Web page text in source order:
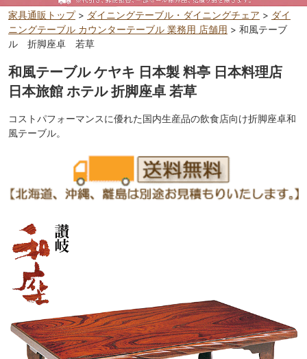
家具通販トップ> ダイニングテーブル・ダイニングチェア > ダイ
ニングテーブル カウンターテーブル 業務用 店舗用 > 和風テーブ
ル 折脚座卓 若草
和風テーブル ケヤキ 日本製 料亭 日本料理店
日本旅館 ホテル 折脚座卓 若草
コストパフォーマンスに優れた国内生産品の飲食店向け折脚座卓和
風テーブル。